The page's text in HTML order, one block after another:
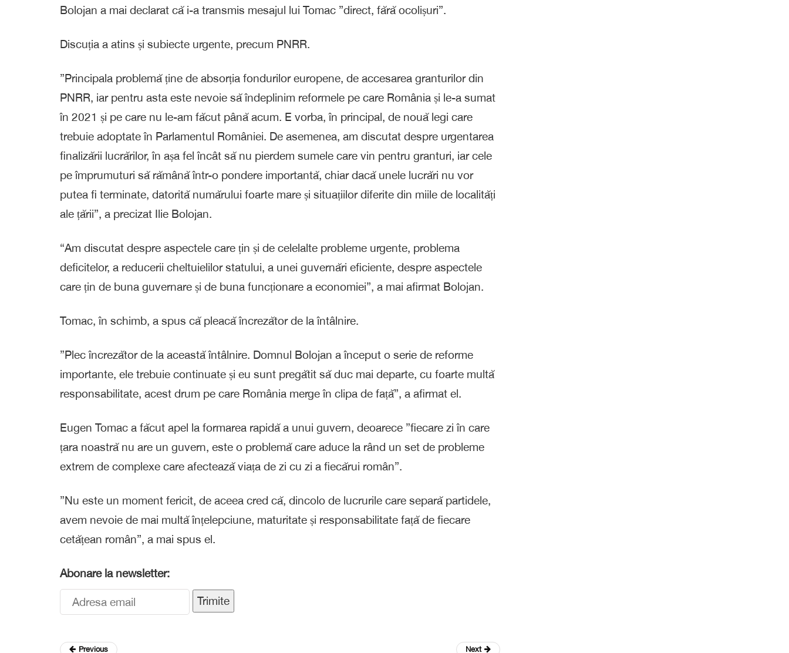
Bolojan a mai declarat că i-a transmis mesajul lui Tomac ”direct, fără ocolișuri”.
Discuția a atins și subiecte urgente, precum PNRR.
”Principala problemă ține de absorția fondurilor europene, de accesarea granturilor din
PNRR, iar pentru asta este nevoie să îndeplinim reformele pe care România și le-a sumat
în 2021 și pe care nu le-am făcut până acum. E vorba, în principal, de nouă legi care
trebuie adoptate în Parlamentul României. De asemenea, am discutat despre urgentarea
finalizării lucrărilor, în așa fel încât să nu pierdem sumele care vin pentru granturi, iar cele
pe împrumuturi să rămână într-o pondere importantă, chiar dacă unele lucrări nu vor
putea fi terminate, datorită numărului foarte mare și situațiilor diferite din miile de localități
ale țării”, a precizat Ilie Bolojan.
“Am discutat despre aspectele care țin și de celelalte probleme urgente, problema
deficitelor, a reducerii cheltuielilor statului, a unei guvernări eficiente, despre aspectele
care țin de buna guvernare și de buna funcționare a economiei”, a mai afirmat Bolojan.
Tomac, în schimb, a spus că pleacă încrezător de la întâlnire.
”Plec încrezător de la această întâlnire. Domnul Bolojan a început o serie de reforme
importante, ele trebuie continuate și eu sunt pregătit să duc mai departe, cu foarte multă
responsabilitate, acest drum pe care România merge în clipa de față”, a afirmat el.
Eugen Tomac a făcut apel la formarea rapidă a unui guvern, deoarece ”fiecare zi în care
țara noastră nu are un guvern, este o problemă care aduce la rând un set de probleme
extrem de complexe care afectează viața de zi cu zi a fiecărui român”.
”Nu este un moment fericit, de aceea cred că, dincolo de lucrurile care separă partidele,
avem nevoie de mai multă înțelepciune, maturitate și responsabilitate față de fiecare
cetățean român”, a mai spus el.
Abonare la newsletter:
Trimite
Previous Next